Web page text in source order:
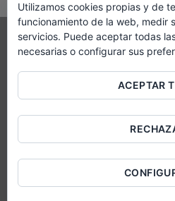
Visa PayPal
Copyright 2026 ©
Utilizamos cookies propias y de
funcionamiento de la web, medir
servicios. Puede aceptar todas
necesarias o configurar sus
ACEPTAR